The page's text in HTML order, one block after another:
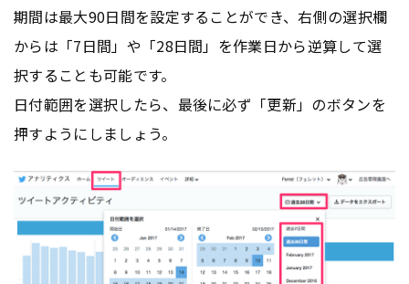
期間は最大90日間を設定することができ、右側の選択欄
からは「7日間」や「28日間」を作業日から逆算して選
択することも可能です。
日付範囲を選択したら、最後に必ず「更新」のボタンを
押すようにしましょう。